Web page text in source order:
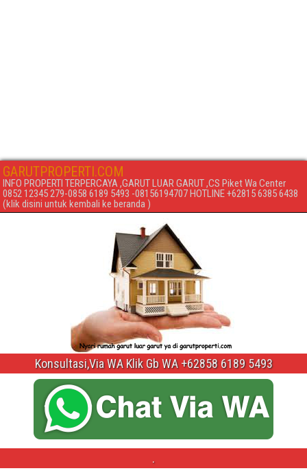
GARUTPROPERTI.COM
INFO PROPERTI TERPERCAYA ,GARUT LUAR GARUT ,CS Piket Wa Center
0852 12345 279-0858 6189 5493 -08156194707 HOTLINE +62815 6385 6438
(klik disini untuk kembali ke beranda )
Konsultasi,Via WA Klik Gb WA +62858 6189 5493
.